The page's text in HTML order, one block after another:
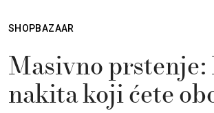
SHOPBAZAAR
Masivno prstenje:
nakita koji ćete